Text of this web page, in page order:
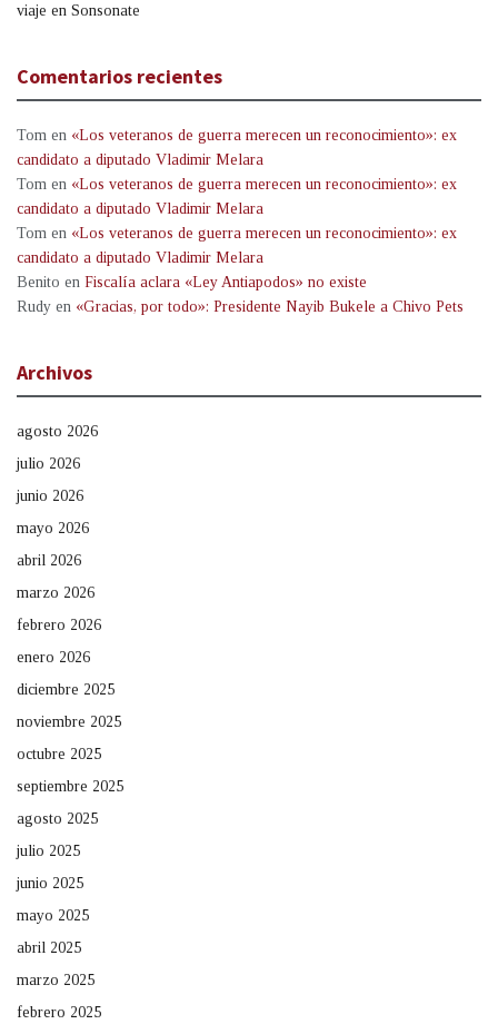
viaje en Sonsonate
Comentarios recientes
Tom en «Los veteranos de guerra merecen un reconocimiento»: ex
candidato a diputado Vladimir Melara
Tom en «Los veteranos de guerra merecen un reconocimiento»: ex
candidato a diputado Vladimir Melara
Tom en «Los veteranos de guerra merecen un reconocimiento»: ex
candidato a diputado Vladimir Melara
Benito en Fiscalía aclara «Ley Antiapodos» no existe
Rudy en «Gracias, por todo»: Presidente Nayib Bukele a Chivo Pets
Archivos
agosto 2026
julio 2026
junio 2026
mayo 2026
abril 2026
marzo 2026
febrero 2026
enero 2026
diciembre 2025
noviembre 2025
octubre 2025
septiembre 2025
agosto 2025
julio 2025
junio 2025
mayo 2025
abril 2025
marzo 2025
febrero 2025